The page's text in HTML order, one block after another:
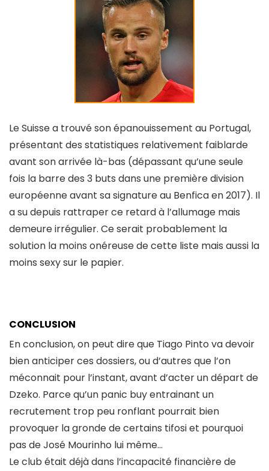
Le Suisse a trouvé son épanouissement au Portugal,
présentant des statistiques relativement faiblarde
avant son arrivée là-bas (dépassant qu’une seule
fois la barre des 3 buts dans une première division
européenne avant sa signature au Benfica en 2017). Il
a su depuis rattraper ce retard à l’allumage mais
demeure irrégulier. Ce serait probablement la
solution la moins onéreuse de cette liste mais aussi la
moins sexy sur le papier.
CONCLUSION
En conclusion, on peut dire que Tiago Pinto va devoir
bien anticiper ces dossiers, ou d’autres que l’on
méconnait pour l’instant, avant d’acter un départ de
Dzeko. Parce qu’un panic buy entrainant un
recrutement trop peu ronflant pourrait bien
provoquer la gronde de certains tifosi et pourquoi
pas de José Mourinho lui même…
Le club était déjà dans l’incapacité financière de